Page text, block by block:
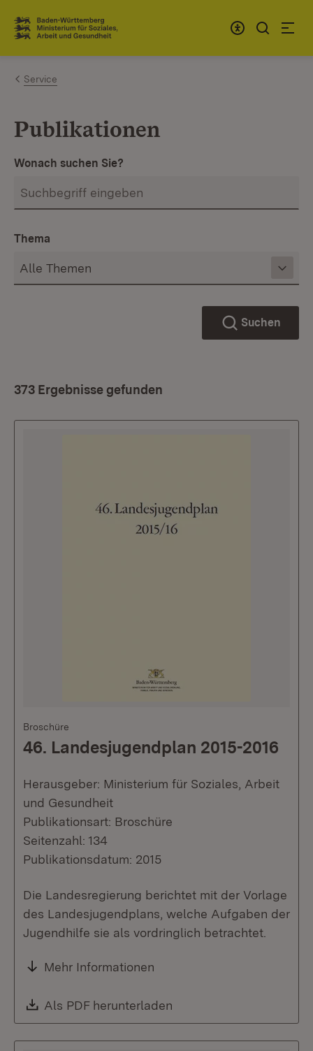
Zum Inhalt springen
Link zur Startseite
Service
Publikationen
Wonach suchen Sie?
Thema
Suchen
373 Ergebnisse gefunden
Broschüre
46. Landesjugendplan 2015-2016
Herausgeber: Ministerium für Soziales, Arbeit
und Gesundheit
Publikationsart: Broschüre
Seitenzahl: 134
Publikationsdatum: 2015
Die Landesregierung berichtet mit der Vorlage
des Landesjugendplans, welche Aufgaben der
Jugendhilfe sie als vordringlich betrachtet.
Mehr Informationen
Download:
Als PDF herunterladen